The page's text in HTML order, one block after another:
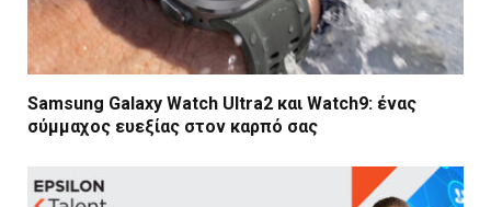
Samsung Galaxy Watch Ultra2 και Watch9: ένας
σύμμαχος ευεξίας στον καρπό σας